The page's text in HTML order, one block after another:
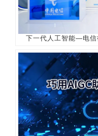
下一代人工智能—电信